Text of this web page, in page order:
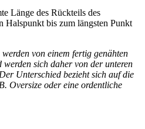
Länge des Rückteils des
Halspunkt bis zum längsten Punkt
von einem fertig genähten
werden sich daher von der unteren
Unterschied bezieht sich auf die
Oversize oder eine ordentliche